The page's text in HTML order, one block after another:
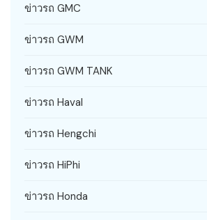
ข่าวรถ GMC
ข่าวรถ GWM
ข่าวรถ GWM TANK
ข่าวรถ Haval
ข่าวรถ Hengchi
ข่าวรถ HiPhi
ข่าวรถ Honda